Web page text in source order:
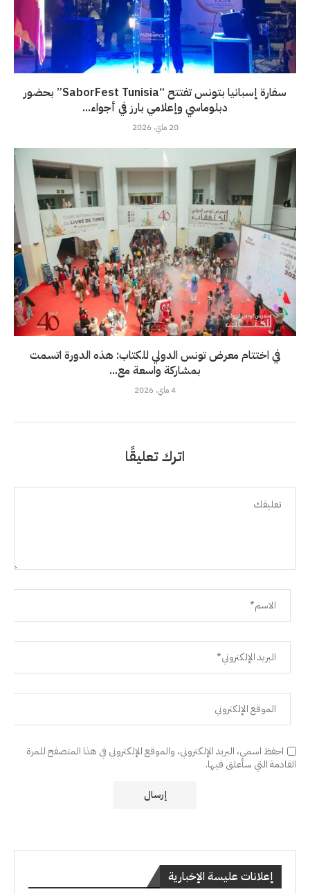
سفارة إسبانيا بتونس تفتتح “SaborFest Tunisia” بحضور
دبلوماسي وإعلامي بارز في أجواء...
20 ماي، 2026
في اختتام معرض تونس الدولي للكتاب: هذه الدورة اتسمت
بمشاركة واسعة مع...
4 ماي، 2026
اترك تعليقًا
احفظ اسمي، البريد الإلكتروني، والموقع الإلكتروني في هذا المتصفح للمرة
القادمة التي سأعلق فيها.
إعلانات عليسة الإخبارية